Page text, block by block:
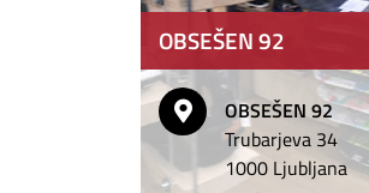
OBSEŠEN 92
OBSEŠEN 92
Trubarjeva 34
1000 Ljubljana